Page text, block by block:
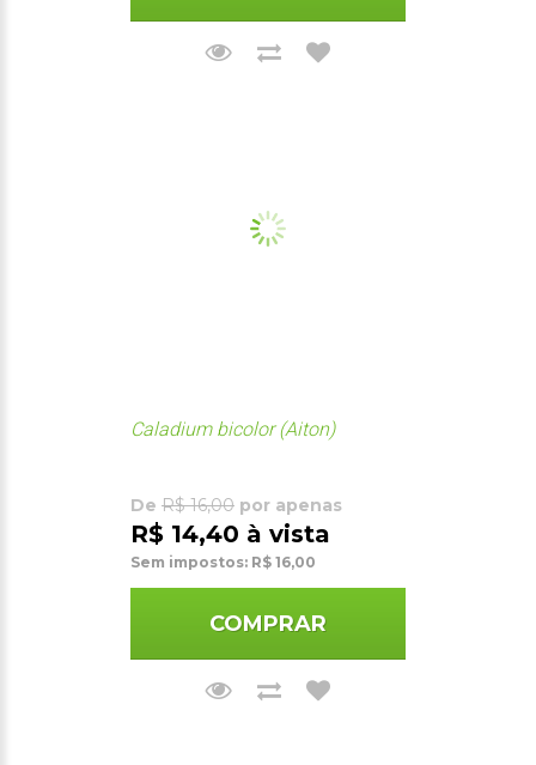
Caladium bicolor (Aiton)
De R$ 16,00 por apenas
R$ 14,40 à vista
Sem impostos: R$ 16,00
COMPRAR